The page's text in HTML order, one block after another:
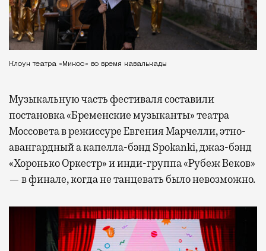
Клоун театра «Микос» во время кавалькады
Музыкальную часть фестиваля составили
постановка «Бременские музыканты» театра
Моссовета в режиссуре Евгения Марчелли, этно-
авангардный а капелла-бэнд Spokanki, джаз-бэнд
«Хоронько Оркестр» и инди-группа «Рубеж Веков»
— в финале, когда не танцевать было невозможно.